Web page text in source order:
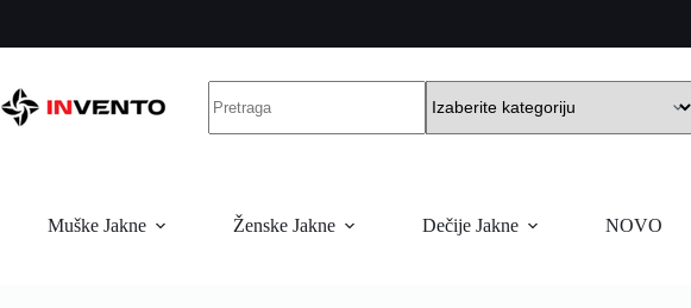
Muške Jakne Ženske Jakne Dečije Jakne NOVO